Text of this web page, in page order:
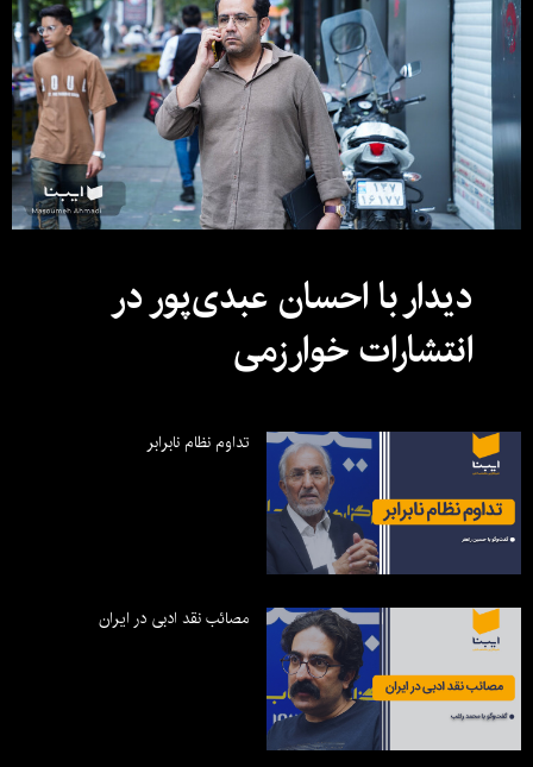
دیدار با احسان عبدی‌پور در
انتشارات خوارزمی
تداوم نظام نابرابر
مصائب نقد ادبی در ایران